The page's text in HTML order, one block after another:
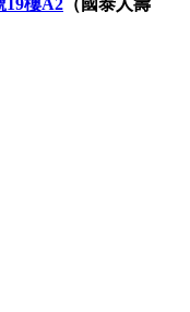
19樓A2 （國泰人壽